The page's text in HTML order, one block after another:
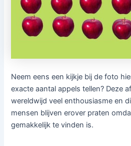
Neem eens een kijkje bij de foto
exacte aantal appels tellen? Deze
wereldwijd veel enthousiasme en
mensen blijven erover praten
gemakkelijk te vinden is.